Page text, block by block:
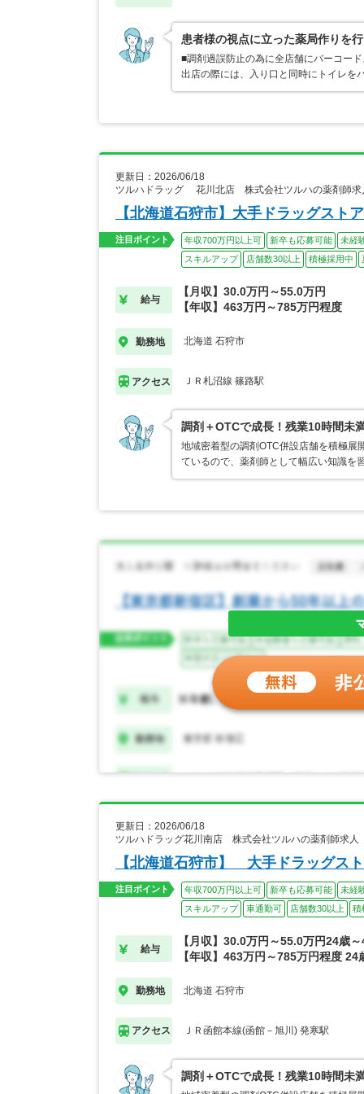
患者様の視点に立った薬局作りを
■調剤過誤防止の為に全店舗にバーコー
出店の際には、入り口と同時にトイレ
更新日：2026/06/18
ツルハドラッグ 花川北店 株式会社ツルハの薬剤師求
【北海道石狩市】大手ドラッグス
注目ポイント 年収700万円以上可 新卒も応募可能
未経
スキルアップ
店舗数30以上 積極採用中
給与
【月収】30.0万円～55.0万円
【年収】463万円～785万円程度
勤務地 北海道 石狩市
アクセス ＪＲ札沼線 篠路駅
調剤＋OTCで成長！残業10時間未
地域密着型の調剤OTC併設店舗を積極展
ているので、薬剤師として幅広い知識
更新日：2026/06/18
ツルハドラッグ花川南店 株式会社ツルハの薬剤師求人
【北海道石狩市】 大手ドラッグス
注目ポイント 年収700万円以上可 新卒も応募可能
未経
スキルアップ
車通勤可 店舗数30以上 積
給与
【月収】30.0万円～55.0万円24歳
【年収】463万円～785万円程度 24
勤務地 北海道 石狩市
アクセス ＪＲ函館本線(函館－旭川) 発寒駅
調剤＋OTCで成長！残業10時間未